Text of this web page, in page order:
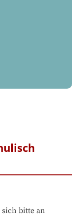
sich bitte an